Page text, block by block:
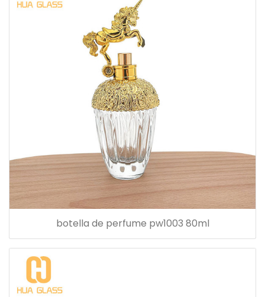
botella de perfume pw1003 80ml